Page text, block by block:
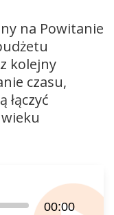
na Powitanie
kolejny
czasu,
00:00